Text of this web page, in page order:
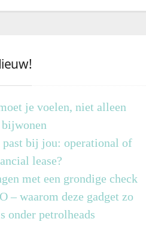
je voelen, niet alleen
bijwonen
past bij jou: operational of
lease?
met een grondige check
– waarom deze gadget zo
onder petrolheads